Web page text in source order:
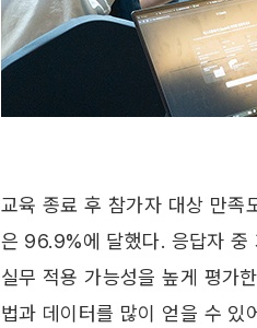
교육 종료 후 참가자 대상 만족
은 96.9%에 달했다. 응답자 중
실무 적용 가능성을 높게 평가
법과 데이터를 많이 얻을 수 있